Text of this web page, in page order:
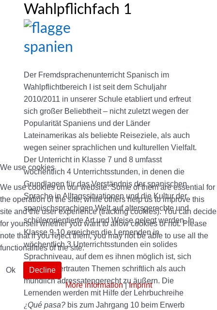
Wahlpflichfach 1
Der Fremdsprachenunterricht Spanisch im
Wahlpflichtbereich I ist seit dem Schuljahr
2010/2011 in unserer Schule etabliert und erfreut
sich großer Beliebtheit – nicht zuletzt wegen der
Popularität Spaniens und der Länder
Lateinamerikas als beliebte Reiseziele, als auch
wegen seiner sprachlichen und kulturellen Vielfalt.
Der Unterricht in Klasse 7 und 8 umfasst
wöchentlich 4 Unterrichtsstunden, in denen die
Grundlagen für das Verständnis der spanischen
Sprache in Alltagssituationen und die Kultur der
spanischsprachigen Welt auf altersgerechte und
schülerorientierte Art und Weise gelegt werden. In
Klasse 9-10 erreichen die Lernenden in
wöchentlich 3 Unterrichtsstunden ein solides
Sprachniveau, auf dem es ihnen möglich ist, sich
zu ihnen vertrauten Themen schriftlich als auch
mündlich adressatengerecht zu äußern. Die
Lernenden werden mit Hilfe der Lehrbuchreihe
¿Qué pasa? bis zum Jahrgang 10 beim Erwerb
We use cookies
We use cookies on our website. Some of them are essential for
the operation of the site, while others help us to improve this
site and the user experience (tracking cookies). You can decide
for yourself whether you want to allow cookies or not. Please
note that if you reject them, you may not be able to use all the
functionalities of the site.
Ok
Decline
More information|Imprint